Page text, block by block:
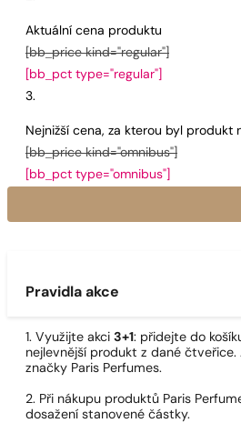
Aktuální cena produktu
[bb_price kind="regular"]
[bb_pct type="regular"]
Nejnižší cena, za kterou byl
[bb_price kind="omnibus"]
[bb_pct type="omnibus"]
Pravidla akce
1. Využijte akci 3+1: přidejte do
nejlevnější produkt z dané čtveřice.
značky Paris Perfumes.
2. Při nákupu produktů Paris
dosažení stanovené částky.